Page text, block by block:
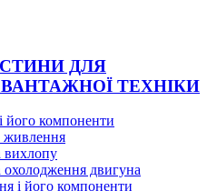
ДЛЯ
ТЕХНІКИ
його компоненти
живлення
вихлопу
охолодження двигуна
і його компоненти